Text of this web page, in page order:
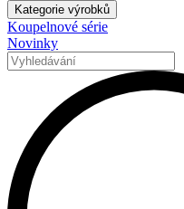
Kategorie výrobků
Koupelnové série
Novinky